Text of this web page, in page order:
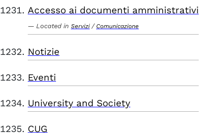
Accesso ai documenti amministrativi
Located in Servizi / Comunicazione
Notizie
Eventi
University and Society
CUG